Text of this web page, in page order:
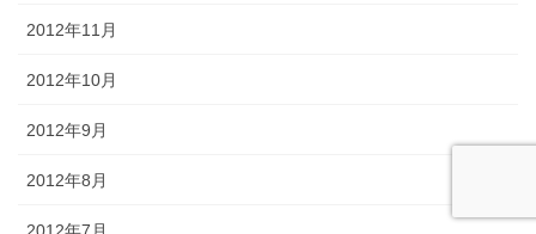
2012年11月
2012年10月
2012年9月
2012年8月